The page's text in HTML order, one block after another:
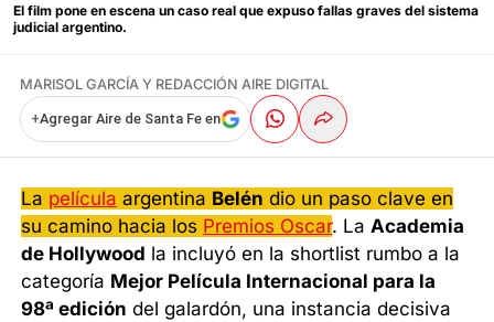
El film pone en escena un caso real que expuso fallas graves del sistema
judicial argentino.
MARISOL GARCÍA Y REDACCIÓN AIRE DIGITAL
+Agregar Aire de Santa Fe en
La película argentina Belén dio un paso clave en
su camino hacia los Premios Oscar. LaAcademia
de Hollywood la incluyó en la shortlist rumbo a la
categoría Mejor Película Internacional para la
98ª edición del galardón, una instancia decisiva